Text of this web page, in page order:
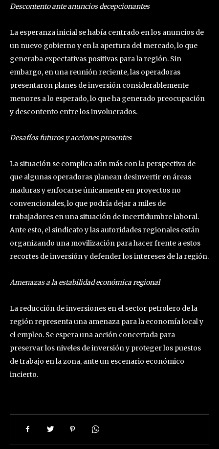
Descontento ante anuncios decepcionantes
La esperanza inicial se había centrado en los anuncios de
un nuevo gobierno y en la apertura del mercado, lo que
generaba expectativas positivas para la región. Sin
embargo, en una reunión reciente, las operadoras
presentaron planes de inversión considerablemente
menores a lo esperado, lo que ha generado preocupación
y descontento entre los involucrados.
Desafíos futuros y acciones presentes
La situación se complica aún más con la perspectiva de
que algunas operadoras planean desinvertir en áreas
maduras y enfocarse únicamente en proyectos no
convencionales, lo que podría dejar a miles de
trabajadores en una situación de incertidumbre laboral.
Ante esto, el sindicato y las autoridades regionales están
organizando una movilización para hacer frente a estos
recortes de inversión y defender los intereses de la región.
Amenazas a la estabilidad económica regional
La reducción de inversiones en el sector petrolero de la
región representa una amenaza para la economía local y
el empleo. Se espera una acción concertada para
preservar los niveles de inversión y proteger los puestos
de trabajo en la zona, ante un escenario económico
incierto.